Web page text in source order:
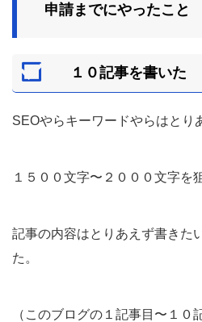
申請までにやったこと
１０記事を書いた
SEOやらキーワードやらはとり
１５００文字〜２０００文字を
記事の内容はとりあえず書きた
た。
（このブログの１記事目〜１０